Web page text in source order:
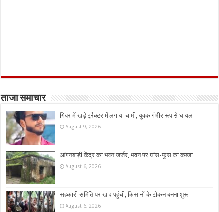
ताजा समाचार
गियर में खड़े ट्रैक्टर में लगाया चाभी, युवक गंभीर रूप से घायल
August 9, 2026
आंगनबाड़ी केंद्र का भवन जर्जर, भवन पर घांस-फूस का कब्जा
August 6, 2026
सहकारी समिति पर खाद पहुंची, किसानों के टोकन बनना शुरू
August 6, 2026